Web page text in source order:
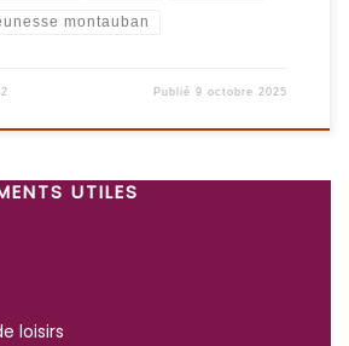
montauban
Publié9 octobre 2025
UTILES
loisirs